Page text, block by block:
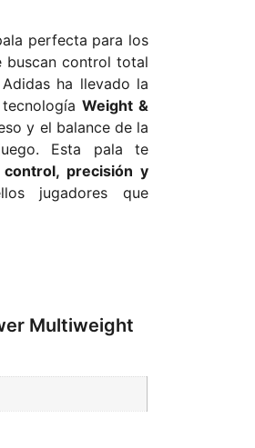
perfecta para los
buscan control total
ha llevado la
tecnologíaWeight &
y el balance de la
Esta pala te
control, precisión y
jugadores que
Multiweight